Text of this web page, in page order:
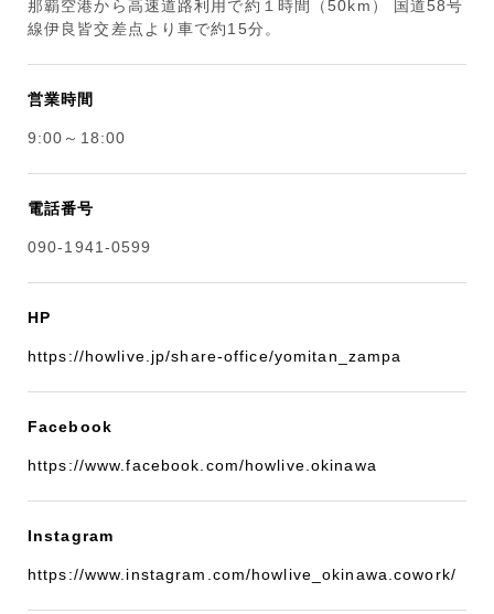
那覇空港から高速道路利用で約１時間（50km） 国道58号
線伊良皆交差点より車で約15分。
営業時間
9:00～18:00
電話番号
090-1941-0599
HP
https://howlive.jp/share-office/yomitan_zampa
Facebook
https://www.facebook.com/howlive.okinawa
Instagram
https://www.instagram.com/howlive_okinawa.cowork/